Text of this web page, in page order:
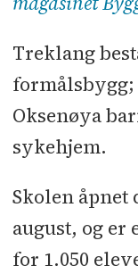
eksklusive
Entreprenør
Treklang
formålsbygg;
Oksenøya
sykehjem.
Skolen
august, og
for 1.050